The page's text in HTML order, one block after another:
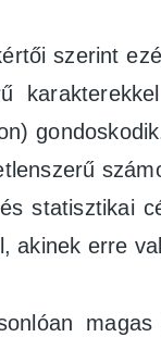
szerint
statisztikai
akinek erre